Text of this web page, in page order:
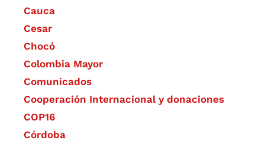
Cauca
Cesar
Chocó
Colombia Mayor
Comunicados
Cooperación Internacional y donaciones
COP16
Córdoba